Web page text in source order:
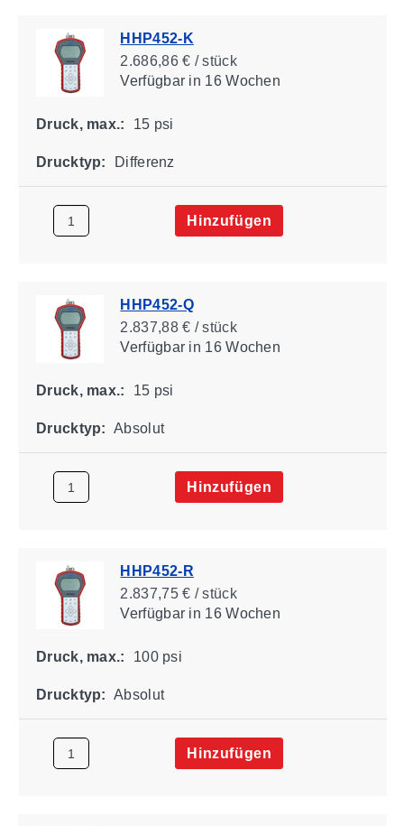
HHP452-K
2.686,86 € / stück
Verfügbarin 16 Wochen
Druck, max.: 15 psi
Drucktyp: Differenz
Hinzufügen
HHP452-Q
2.837,88 € / stück
Verfügbarin 16 Wochen
Druck, max.: 15 psi
Drucktyp: Absolut
Hinzufügen
HHP452-R
2.837,75 € / stück
Verfügbarin 16 Wochen
Druck, max.: 100 psi
Drucktyp: Absolut
Hinzufügen